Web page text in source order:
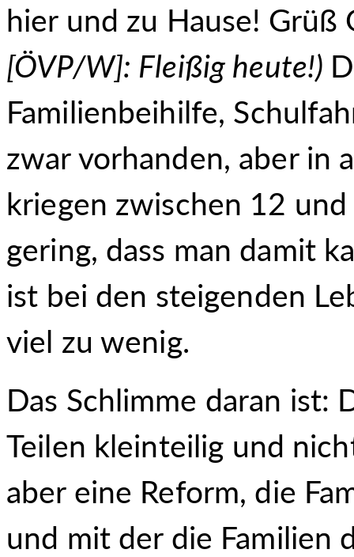
hier und zu Hause!
[ÖVP/W]: Fleißig heute!)
Familienbeihilfe,
zwar vorhanden, aber in
kriegen zwischen 12
gering, dass man damit
ist bei den steigenden
viel zu wenig.
Das Schlimme daran ist:
Teilen kleinteilig und
aber eine Reform, die
und mit der die Familien